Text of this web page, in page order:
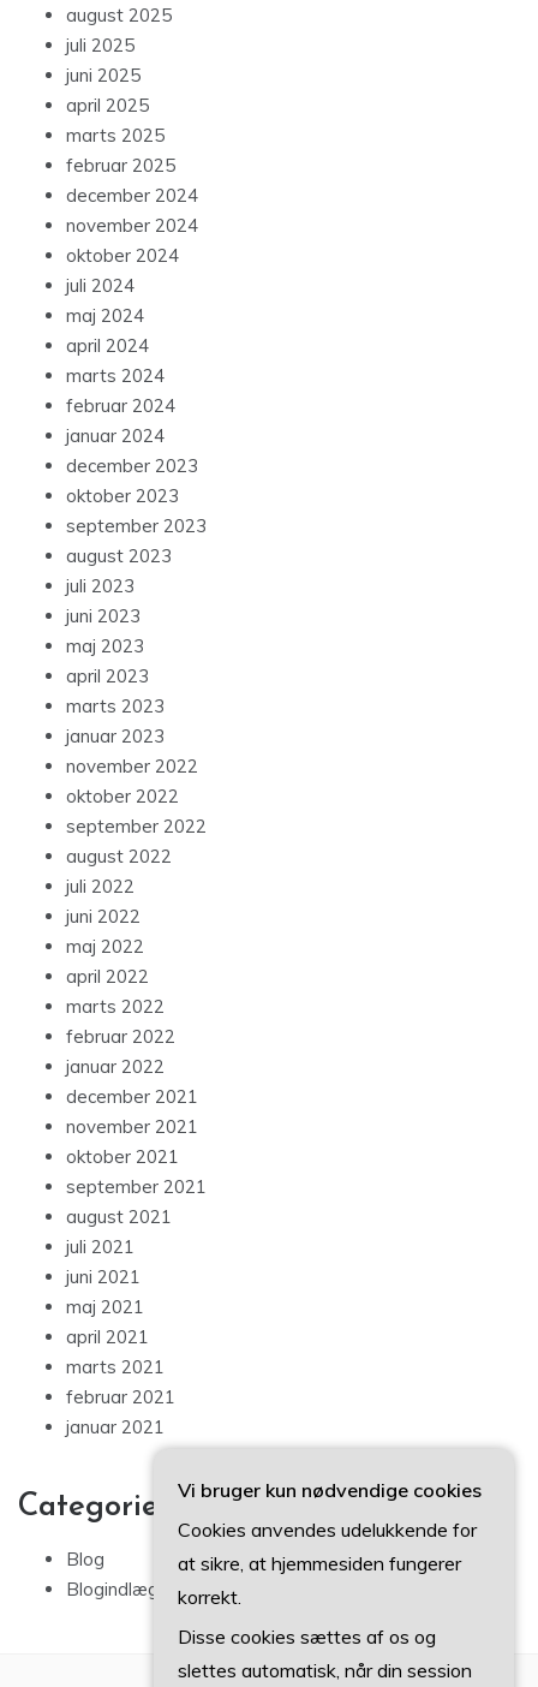
august 2025
juli 2025
juni 2025
april 2025
marts 2025
februar 2025
december 2024
november 2024
oktober 2024
juli 2024
maj 2024
april 2024
marts 2024
februar 2024
januar 2024
december 2023
oktober 2023
september 2023
august 2023
juli 2023
juni 2023
maj 2023
april 2023
marts 2023
januar 2023
november 2022
oktober 2022
september 2022
august 2022
juli 2022
juni 2022
maj 2022
april 2022
marts 2022
februar 2022
januar 2022
december 2021
november 2021
oktober 2021
september 2021
august 2021
juli 2021
juni 2021
maj 2021
april 2021
marts 2021
februar 2021
januar 2021
Categories
Blog
Blogindlæg
Vi bruger kun nødvendige cookies
Cookies anvendes udelukkende for
at sikre, at hjemmesiden fungerer
korrekt.
Disse cookies sættes af os og
slettes automatisk, når din session